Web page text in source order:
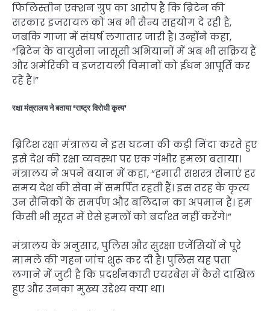
फिलिस्तीन एक्शन ग्रुप का आरोप है कि ब्रिटेन की
सरकार इजरायल को अब भी सैन्य सहयोग दे रही है,
जबकि गाजा में संघर्ष लगातार जारी है। उन्होंने कहा,
“ब्रिटेन के वायुसेना जासूसी अभियानों में अब भी सक्रिय हैं
और अमेरिकी व इजरायली विमानों को ईंधन आपूर्ति कर
रहे हैं।”
रक्षा मंत्रालय ने बताया ‘राष्ट्र विरोधी कृत्य’
ब्रिटिश रक्षा मंत्रालय ने इस घटना की कड़ी निंदा करते हुए
इसे देश की रक्षा व्यवस्था पर एक गंभीर हमला बताया।
मंत्रालय ने अपने बयान में कहा, “हमारी सशस्त्र सेनाएं हर
समय देश की सेवा में समर्पित रहती हैं। इस तरह के कृत्य
उन सैनिकों के समर्पण और बलिदान का अपमान हैं। हम
किसी भी सूरत में ऐसे हमलों को बर्दाश्त नहीं करेंगे।”
मंत्रालय के अनुसार, पुलिस और सुरक्षा एजेंसियों ने पूरे
मामले की गहन जांच शुरू कर दी है। पुलिस यह पता
लगाने में जुटी है कि प्रदर्शनकारी एयरबेस में कैसे दाखिल
हुए और उनका मुख्य उद्देश्य क्या था।